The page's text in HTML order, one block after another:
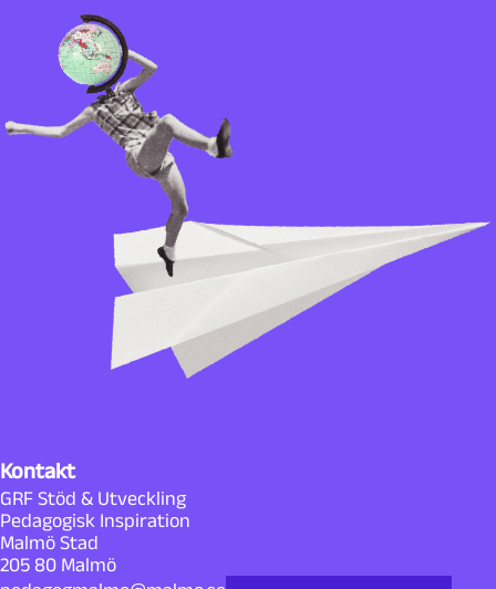
Kontakt
GRF Stöd & Utveckling
Pedagogisk Inspiration
Malmö Stad
205 80 Malmö